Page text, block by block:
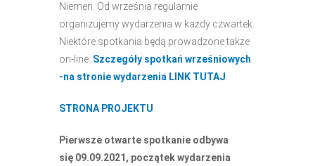
Niemen. Od września regularnie
organizujemy wydarzenia w każdy czwartek.
Niektóre spotkania będą prowadzone także
on-line. Szczegóły spotkań wrześniowych
-na stronie wydarzenia LINK TUTAJ
STRONA PROJEKTU
Pierwsze otwarte spotkanie odbywa
się 09.09.2021, początek wydarzenia